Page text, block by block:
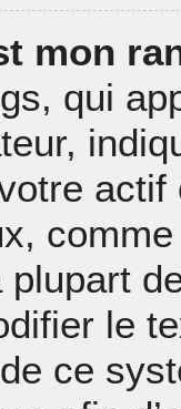
mon
qui
plupart
le
ce